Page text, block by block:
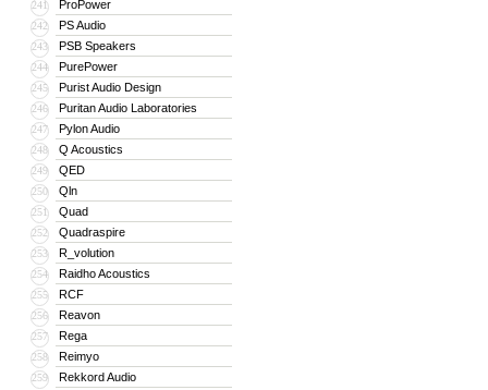
241 ProPower
242 PS Audio
243 PSB Speakers
244 PurePower
245 Purist Audio Design
246 Puritan Audio Laboratories
247 Pylon Audio
248 Q Acoustics
249 QED
250 Qln
251 Quad
252 Quadraspire
253 R_volution
254 Raidho Acoustics
255 RCF
256 Reavon
257 Rega
258 Reimyo
259 Rekkord Audio